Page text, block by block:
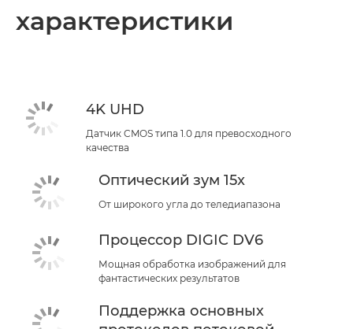
Поддержка
характеристики
4K UHD
Датчик CMOS типа 1.0 для превосходного
качества
Оптический зум 15x
От широкого угла до теледиапазона
Процессор DIGIC DV6
Мощная обработка изображений для
фантастических результатов
Поддержка основных